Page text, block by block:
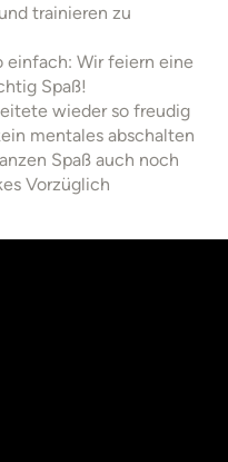
trainieren zu
einfach: Wir feiern eine
Spaß!
wieder so freudig
mentales abschalten
Spaß auch noch
Vorzüglich